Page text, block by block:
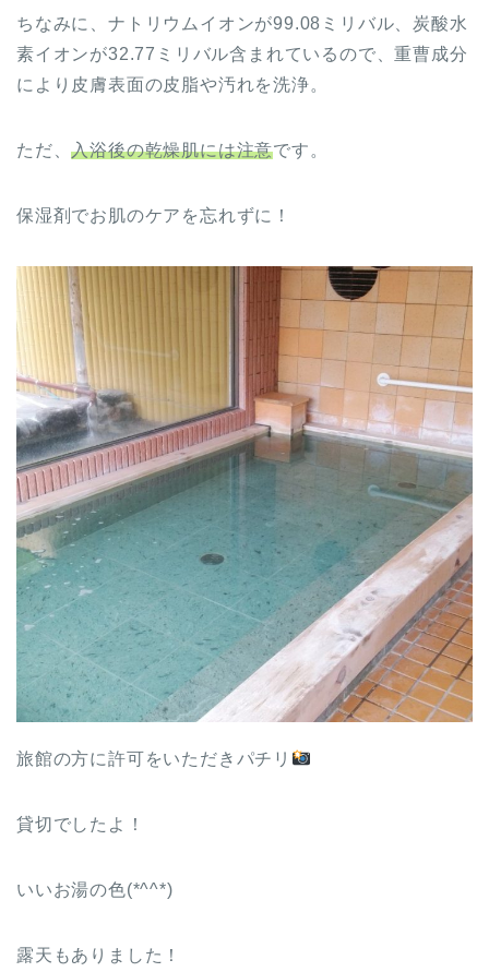
ちなみに、ナトリウムイオンが99.08ミリバル、炭酸水
素イオンが32.77ミリバル含まれているので、重曹成分
により皮膚表面の皮脂や汚れを洗浄。
ただ、入浴後の乾燥肌には注意です。
保湿剤でお肌のケアを忘れずに！
旅館の方に許可をいただきパチリ
貸切でしたよ！
いいお湯の色(*^^*)
露天もありました！